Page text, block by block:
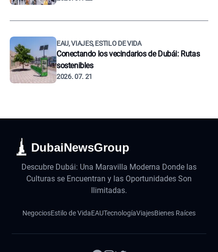
EAU, VIAJES, ESTILO DE VIDA
Conectando los vecindarios de Dubái: Rutas
sostenibles
2026. 07. 21
DubaiNewsGroup
Descubre Dubái: Una Maravilla Moderna Donde las
Culturas se Encuentran y las Oportunidades Son
Ilimitadas.
NegociosEstilo de VidaEAUTecnologíaViajesBienes Raíces